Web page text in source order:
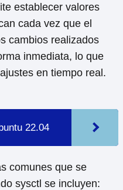
establecer valores
cada vez que el
cambios realizados
inmediata, lo que
en tiempo real.
22.04
comunes que se
sysctl se incluyen: